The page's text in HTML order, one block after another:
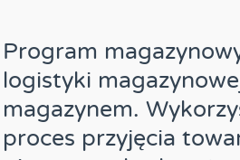
Program
logistyki
magazynem.
proces przyjęcia